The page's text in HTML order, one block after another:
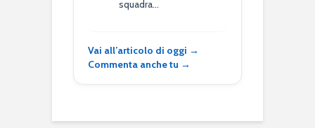
squadra…
Vai all’articolo di oggi →
Commenta anche tu →